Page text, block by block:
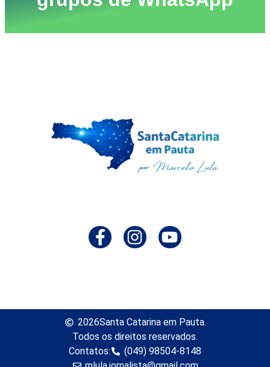
2026Santa Catarina em Pauta.
Todos os direitos reservados.
Contatos:
(049) 98504-8148